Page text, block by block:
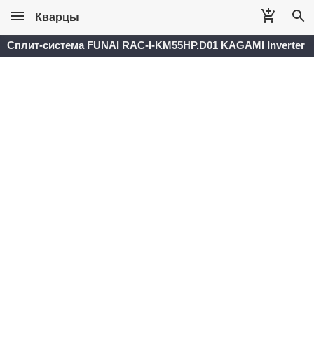
Кварцы
Сплит-система FUNAI RAC-I-KM55HP.D01 KAGAMI Inverter